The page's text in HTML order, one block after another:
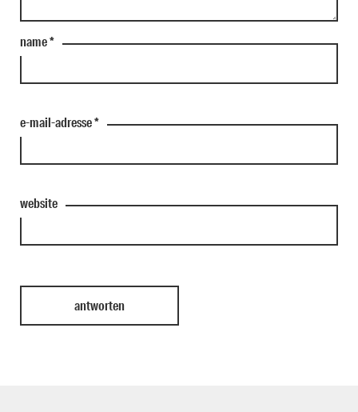
name*
e-mail-adresse*
website